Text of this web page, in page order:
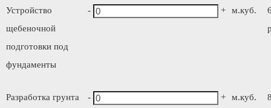
Устройство
щебеночной
подготовки под
фундаменты
- + м.куб.
Разработка грунта
- + м.куб.